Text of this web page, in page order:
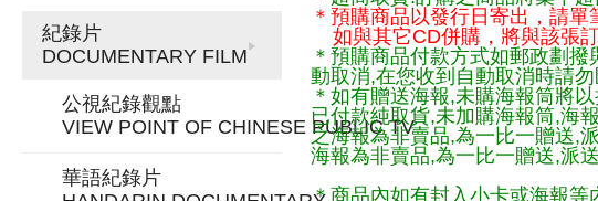
紀錄片
DOCUMENTARY FILM
公視紀錄觀點
VIEW POINT OF CHINESE PUBLIC TV
華語紀錄片
＊預購商品以發行日寄出，請單
如與其它CD併購，將與該張
＊預購商品付款方式如郵政劃
動取消,在您收到自動取消時請
＊如有贈送海報,未購海報筒將
已付款純取貨,未加購海報筒,海
之海報為非賣品,為一比一贈送,
海報為非賣品,為一比一贈送,派
＊商品內如有封入小卡或海報